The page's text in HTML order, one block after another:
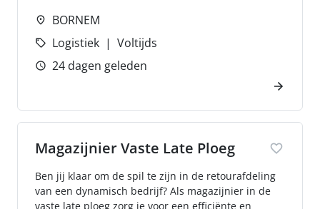
BORNEM
Logistiek
Voltijds
24 dagen geleden
Magazijnier Vaste Late Ploeg
Ben jij klaar om de spil te zijn in de retourafdeling
van een dynamisch bedrijf? Als magazijnier in de
vaste late ploeg zorg je voor een efficiënte en